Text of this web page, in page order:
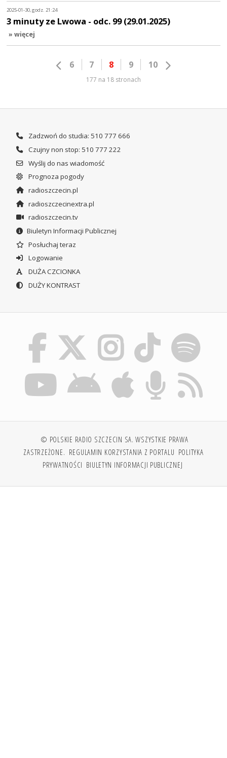
2025-01-30, godz. 21:24
3 minuty ze Lwowa - odc. 99 (29.01.2025)
» więcej
6 7 8 9 10
177 na 18 stronach
Zadzwoń do studia: 510 777 666
Czujny non stop: 510 777 222
Wyślij do nas wiadomość
Prognoza pogody
radioszczecin.pl
radioszczecinextra.pl
radioszczecin.tv
Biuletyn Informacji Publicznej
Posłuchaj teraz
Logowanie
DUŻA CZCIONKA
DUŻY KONTRAST
© POLSKIE RADIO SZCZECIN SA. WSZYSTKIE PRAWA
ZASTRZEŻONE. REGULAMIN KORZYSTANIA Z PORTALU POLITYKA
PRYWATNOŚCI BIULETYN INFORMACJI PUBLICZNEJ